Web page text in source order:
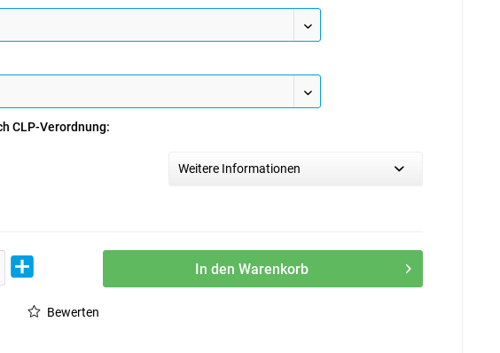
CLP-Verordnung:
Weitere Informationen
In den Warenkorb
Bewerten